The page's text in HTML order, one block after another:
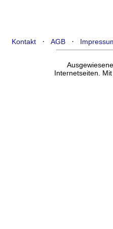
Kontakt · AGB ·
Internetseiten.